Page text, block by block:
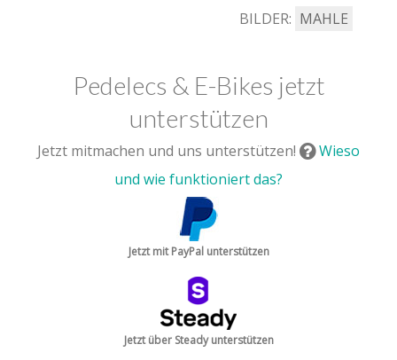
BILDER: MAHLE
Pedelecs & E-Bikes jetzt
unterstützen
Jetzt mitmachen und uns unterstützen!
Wieso
und wie funktioniert das?
Jetzt mit PayPal unterstützen
Jetzt über Steady unterstützen